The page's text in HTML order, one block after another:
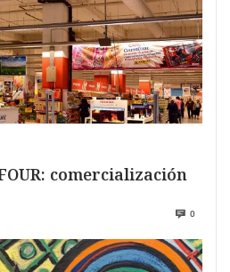
comercialización
0